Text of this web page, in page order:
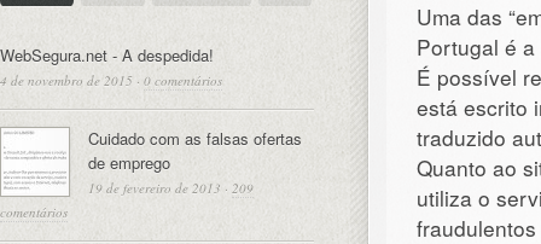
Uma das
Portugal é
É possível
está escrito
traduzido
Quanto ao
utiliza o
WebSegura.net - A despedida!
4 de novembro de 2015 · 0 comentários
Cuidado com as falsas ofertas
de emprego
19 de fevereiro de 2013 · 209
comentários